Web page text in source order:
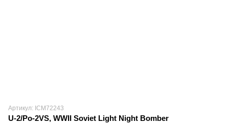
Артикул: ICM72243
U-2/Po-2VS, WWII Soviet Light Night Bomber